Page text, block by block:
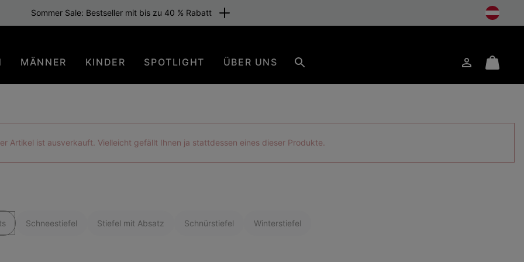
Sommer Sale: Bestseller mit bis zu 40 % Rabatt
MÄNNER KINDER SPOTLIGHT ÜBER UNS AnmeldenMini
Artikel ist ausverkauft. Vielleicht gefällt Ihnen ja stattdessen eines dieser Produkte.
Schneestiefel Stiefel mit Absatz Schnürstiefel Winterstiefel